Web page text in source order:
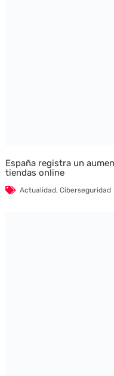
España registra un
tiendas online
Actualidad, Ciberseguridad